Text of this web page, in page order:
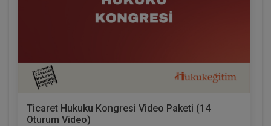
Ticaret Hukuku Kongresi Video Paketi (14
Oturum Video)